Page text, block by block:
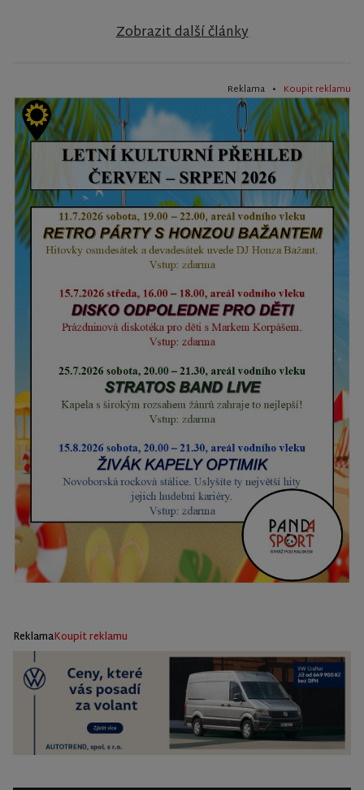
Zobrazit další články
Reklama • Koupit reklamu
ReklamaKoupit reklamu